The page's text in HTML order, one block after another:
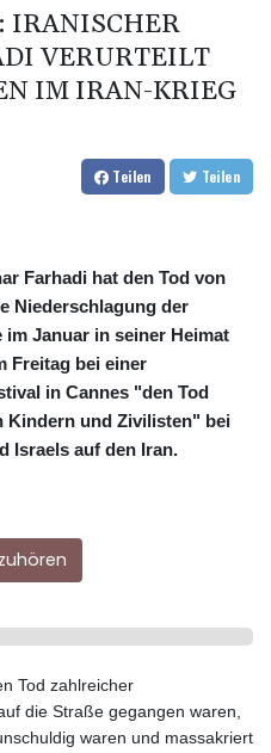
IRANISCHER
VERURTEILT
IM IRAN-KRIEG
Teilen Teilen
Farhadi hat den Tod von
Niederschlagung der
Januar in seiner Heimat
Freitag bei einer
in Cannes "den Tod
Kindern und Zivilisten" bei
Israels auf den Iran.
Tod zahlreicher
die Straße gegangen waren,
waren und massakriert